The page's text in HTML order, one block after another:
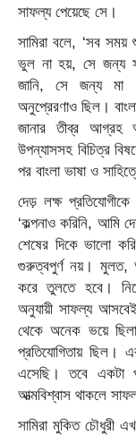
সাফল্য পেয়েছে সে।
সামিরা বলে, ‘সব সময়
ভুল না হয়, সে জন্য
জানি, সে জন্য মা
অনুপ্রেরণাও ছিল।
জানার তীব্র আগ্রহ
উপন্যাসসহ বিচিত্র
পর বাংলা ভাষা ও
দেড় লক্ষ
‘কল্পনাও করিনি, আমি
শেষের দিকে ভালো
গুরুত্বপুর্ণ নয়। মুলত,
করে তুলতে হবে।
অনুযায়ী সাফল্য
থেকে অনেক ভয়ে
প্রতিযোগিতায় ছিল।
এসেছি। তবে একটা
আত্মবিশ্বাস থাকলে
সামিরা মুকিত চৌধুরী